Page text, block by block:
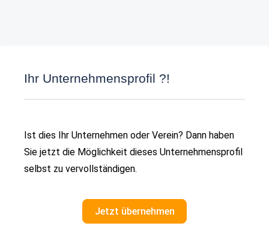
Ihr Unternehmensprofil ?!
Ist dies Ihr Unternehmen oder Verein? Dann haben
Sie jetzt die Möglichkeit dieses Unternehmensprofil
selbst zu vervollständigen.
Jetzt übernehmen